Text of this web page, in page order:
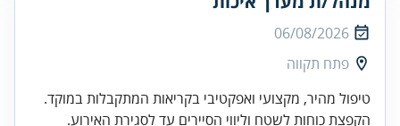
06/08/2026
פתח תקווה